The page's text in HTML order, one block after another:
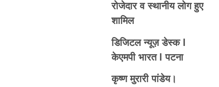
रोजेदार व स्थानीय लोग हुए
शामिल
डिजिटल न्यूज़ डेस्क l
केएमपी भारत l पटना
कृष्ण मुरारी पांडेय।